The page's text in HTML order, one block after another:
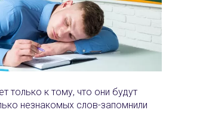
только к тому, что они будут
незнакомых слов-запомнили